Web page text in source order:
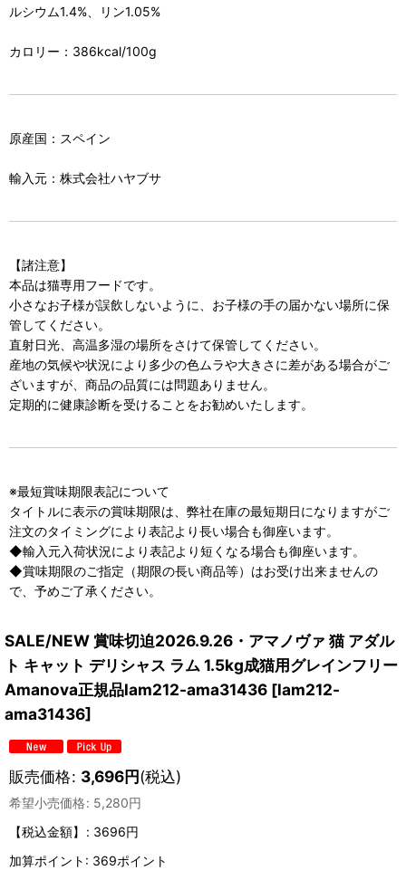
ルシウム1.4%、リン1.05%
カロリー：386kcal/100g
原産国：スペイン
輸入元：株式会社ハヤブサ
【諸注意】
本品は猫専用フードです。
小さなお子様が誤飲しないように、お子様の手の届かない場所に保
管してください。
直射日光、高温多湿の場所をさけて保管してください。
産地の気候や状況により多少の色ムラや大きさに差がある場合がご
ざいますが、商品の品質には問題ありません。
定期的に健康診断を受けることをお勧めいたします。
※最短賞味期限表記について
タイトルに表示の賞味期限は、弊社在庫の最短期日になりますがご
注文のタイミングにより表記より長い場合も御座います。
◆輸入元入荷状況により表記より短くなる場合も御座います。
◆賞味期限のご指定（期限の長い商品等）はお受け出来ませんの
で、予めご了承ください。
SALE/NEW 賞味切迫2026.9.26・アマノヴァ 猫 アダル
ト キャット デリシャス ラム 1.5kg成猫用グレインフリー
Amanova正規品lam212-ama31436 [lam212-
ama31436]
販売価格: 3,696円(税込)
希望小売価格: 5,280円
【税込金額】
: 3696円
加算ポイント: 369ポイント